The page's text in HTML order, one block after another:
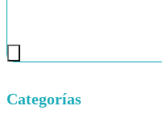
Categorías